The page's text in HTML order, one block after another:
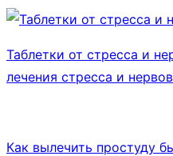
Таблетки от стресса и
лечения стресса и
Как вылечить простуду